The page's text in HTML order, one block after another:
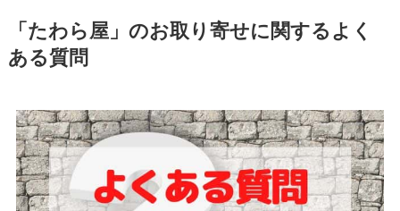
「たわら屋」のお取り寄せに関するよく
ある質問